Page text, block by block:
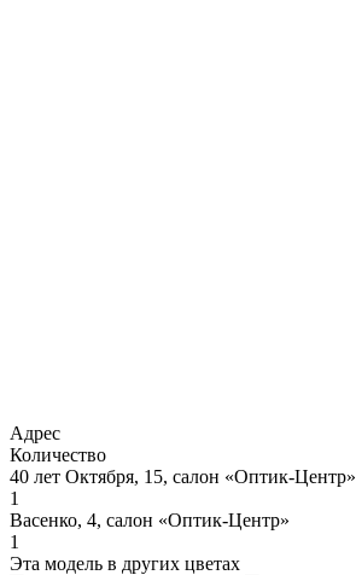
Адрес
Количество
40 лет Октября, 15, салон «Оптик-Центр»
1
Васенко, 4, салон «Оптик-Центр»
1
Эта модель в других цветах